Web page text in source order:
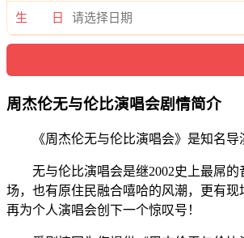
生 日
周杰伦无与伦比演唱会剧情简介
《周杰伦无与伦比演唱会》是知名
无与伦比演唱会是继2002史上最屌
场，也有原住民融合嘻哈的风潮，更有
再为个人演唱会创下一个惊叹号！